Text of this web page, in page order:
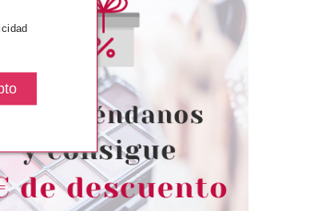
CATRICE DISNEY WINNIE THE
POOH PALETA DE SOMBRAS DE
OJOS 010
Pvr 15.99€
-16%
desde